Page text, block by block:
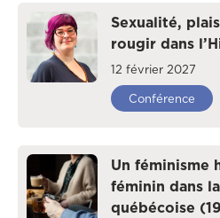
Sexualité,
rougir dans
12 février 2027
Conférence
Un féminisme
féminin dans
québécoise